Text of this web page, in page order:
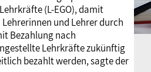
(L-EGO), damit
und Lehrer durch
Bezahlung nach
Lehrkräfte zukünftig
bezahlt werden, sagte der